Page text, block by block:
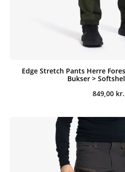
Edge Stretch Pants Herre
Bukser >
849,00 kr.